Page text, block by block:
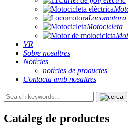
Locomotora
Motocicleta
VR
Sobre nosaltres
Notícies
notícies de productes
Contacta amb nosaltres
Catàleg de productes